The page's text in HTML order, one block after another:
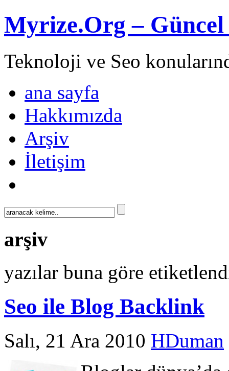
Myrize.Org – Güncel
Teknoloji ve Seo
ana sayfa
Hakkımızda
Arşiv
İletişim
arşiv
yazılar buna göre
Seo ile Blog Backlink
Salı, 21 Ara 2010 HDuman